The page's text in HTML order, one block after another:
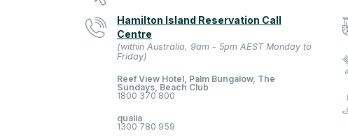
Hamilton Island Reservation Call
Centre
(within Australia, 9am - 5pm AEST Monday to
Friday)
Reef View Hotel, Palm Bungalow, The
Sundays, Beach Club
1800 370 800
qualia
1300 780 959